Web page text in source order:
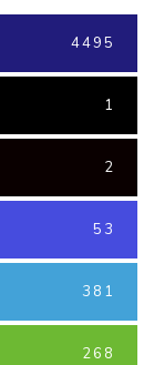
4495
1
2
53
381
268